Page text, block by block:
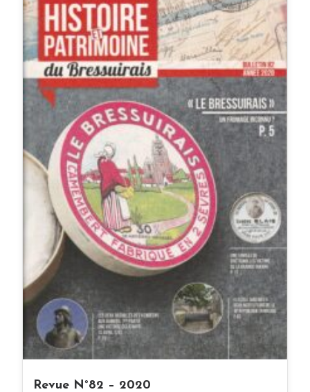
Revue N°82 – 2020